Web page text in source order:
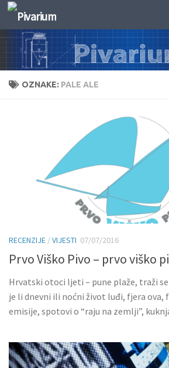
Skip to content
OZNAKE: PALE ALE
RECENZIJE /VIJESTI 07/07/2016
Prvo Viško Pivo – prvo viško
Hrvatski otoci ljeti – pune plaže, traži se
je li dnevni ili noćni život luđi, fjera ova,
emisije, spotovi o “raju na zemlji”,